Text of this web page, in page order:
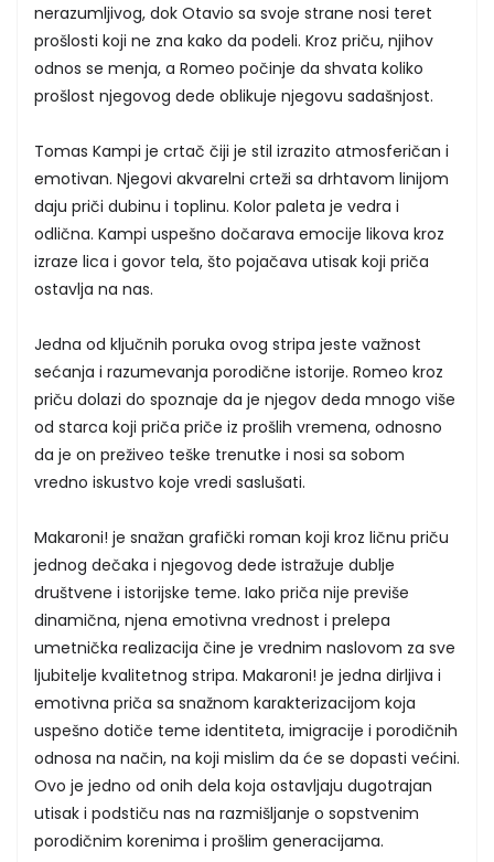
nerazumljivog, dok Otavio sa svoje strane nosi teret
prošlosti koji ne zna kako da podeli. Kroz priču, njihov
odnos se menja, a Romeo počinje da shvata koliko
prošlost njegovog dede oblikuje njegovu sadašnjost.
Tomas Kampi je crtač čiji je stil izrazito atmosferičan i
emotivan. Njegovi akvarelni crteži sa drhtavom linijom
daju priči dubinu i toplinu. Kolor paleta je vedra i
odlična. Kampi uspešno dočarava emocije likova kroz
izraze lica i govor tela, što pojačava utisak koji priča
ostavlja na nas.
Jedna od ključnih poruka ovog stripa jeste važnost
sećanja i razumevanja porodične istorije. Romeo kroz
priču dolazi do spoznaje da je njegov deda mnogo više
od starca koji priča priče iz prošlih vremena, odnosno
da je on preživeo teške trenutke i nosi sa sobom
vredno iskustvo koje vredi saslušati.
Makaroni! je snažan grafički roman koji kroz ličnu priču
jednog dečaka i njegovog dede istražuje dublje
društvene i istorijske teme. Iako priča nije previše
dinamična, njena emotivna vrednost i prelepa
umetnička realizacija čine je vrednim naslovom za sve
ljubitelje kvalitetnog stripa. Makaroni! je jedna dirljiva i
emotivna priča sa snažnom karakterizacijom koja
uspešno dotiče teme identiteta, imigracije i porodičnih
odnosa na način, na koji mislim da će se dopasti većini.
Ovo je jedno od onih dela koja ostavljaju dugotrajan
utisak i podstiču nas na razmišljanje o sopstvenim
porodičnim korenima i prošlim generacijama.